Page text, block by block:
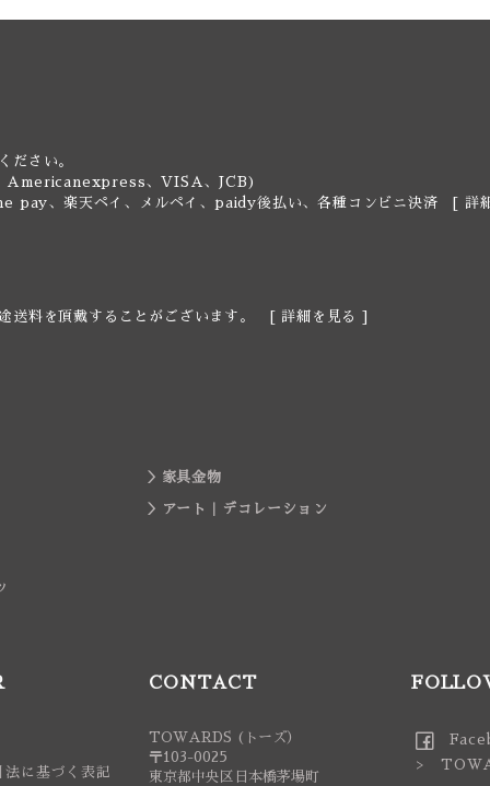
ださい。
Americanexpress、VISA、JCB)
pay、楽天ペイ、メルペイ、paidy後払い、各種コンビニ決済 [ 詳
送料を頂戴することがございます。 [ 詳細を見る ]
家具金物
アート｜デコレーション
法に基づく表記
CONTACT
TOWARDS (トーズ）
〒103-0025
東京都中央区日本橋茅場町
>